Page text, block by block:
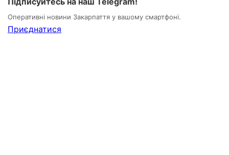
Оперативні новини Закарпаття у вашому смартфоні.
Приєднатися